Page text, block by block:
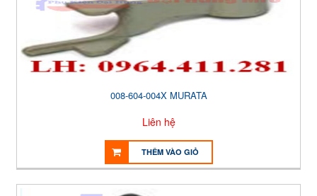
008-604-004X MURATA
Liên hệ
THÊM VÀO GIỎ